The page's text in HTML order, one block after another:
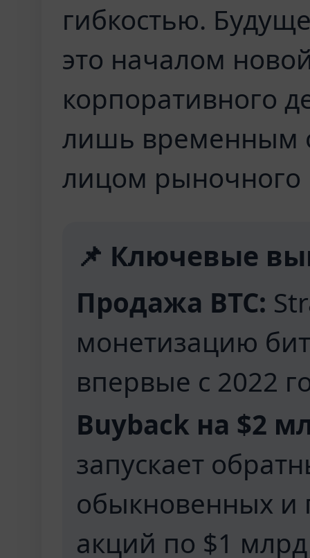
гибкостью.
это началом
корпоративного
лишь временным
лицом
📌 Ключевые
Продажа BTC:
монетизацию
впервые с 2022
Buyback на $2
запускает
обыкновенных и
акций по $1